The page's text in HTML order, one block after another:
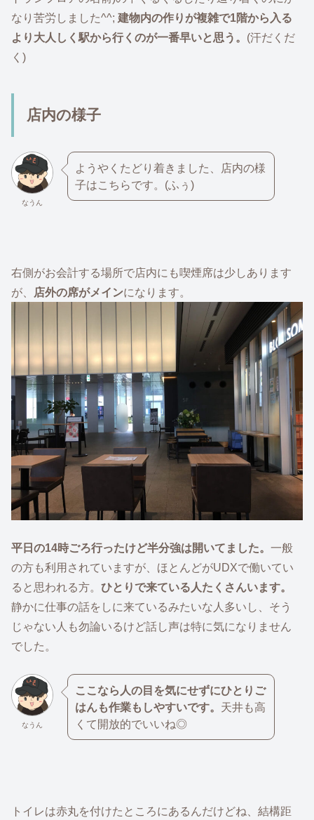
なり苦労しました^^;建物内の作りが複雑で1階から入る
より大人しく駅から行くのが一番早いと思う。 (汗だくだ
く)
店内の様子
なうん
ようやくたどり着きました、店内の様
子はこちらです。(ふぅ)
右側がお会計する場所で店内にも喫煙席は少しあります
が、 店外の席がメインになります。
平日の14時ごろ行ったけど半分強は開いてました。一般
の方も利用されていますが、ほとんどがUDXで働いてい
ると思われる方。ひとりで来ている人たくさんいます。
静かに仕事の話をしに来ているみたいな人多いし、そう
じゃない人も勿論いるけど話し声は特に気になりません
でした。
なうん
ここなら人の目を気にせずにひとりご
はんも作業もしやすいです。 天井も高
くて開放的でいいね◎
トイレは赤丸を付けたところにあるんだけどね、結構距